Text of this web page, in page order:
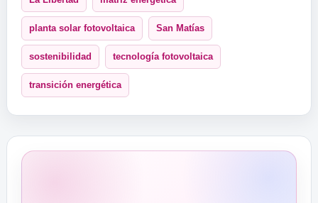
planta solar fotovoltaica San Matías
sostenibilidad tecnología fotovoltaica
transición energética